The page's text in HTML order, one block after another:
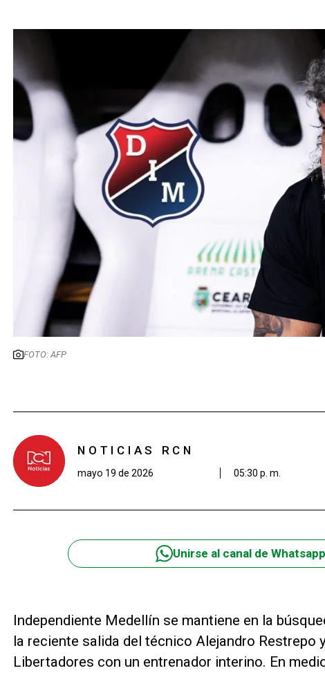
FOTO: AFP
NOTICIAS RCN
mayo 19 de 2026 05:30 p. m.
Unirse al canal de
Independiente Medellín se mantiene en la
la reciente salida del técnico Alejandro Restrepo
Libertadores con un entrenador interino. En